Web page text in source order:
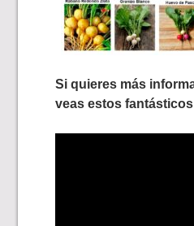
Si quieres más
veas estos